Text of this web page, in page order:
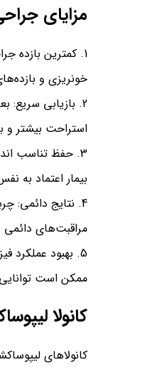
مزایای
کمترین بازده
خونریزی و
بازیابی سریع:
استراحت بیشتر و
حفظ تناسب
بیمار اعتماد
نتایج دائمی:
مراقبت‌های
بهبود عملکرد
ممکن است
کانولا
کانولاهای